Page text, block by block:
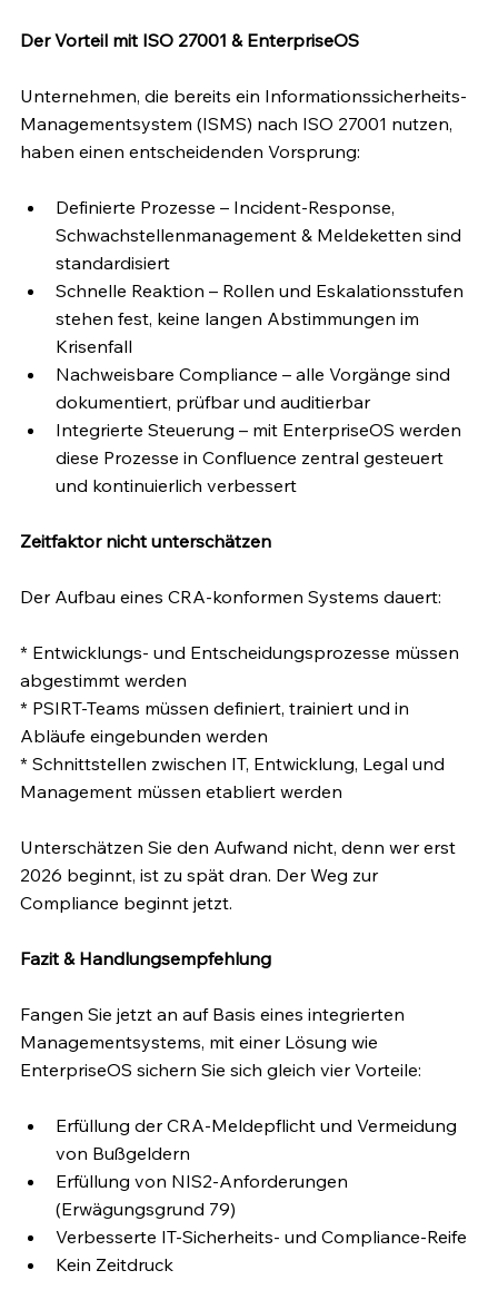
Der Vorteil mit ISO 27001 & EnterpriseOS
Unternehmen, die bereits ein Informationssicherheits-
Managementsystem (ISMS) nach ISO 27001 nutzen,
haben einen entscheidenden Vorsprung:
Definierte Prozesse – Incident-Response,
Schwachstellenmanagement & Meldeketten sind
standardisiert
Schnelle Reaktion – Rollen und Eskalationsstufen
stehen fest, keine langen Abstimmungen im
Krisenfall
Nachweisbare Compliance – alle Vorgänge sind
dokumentiert, prüfbar und auditierbar
Integrierte Steuerung – mit EnterpriseOS werden
diese Prozesse in Confluence zentral gesteuert
und kontinuierlich verbessert
Zeitfaktor nicht unterschätzen
Der Aufbau eines CRA-konformen Systems dauert:
* Entwicklungs- und Entscheidungsprozesse müssen
abgestimmt werden
* PSIRT-Teams müssen definiert, trainiert und in
Abläufe eingebunden werden
* Schnittstellen zwischen IT, Entwicklung, Legal und
Management müssen etabliert werden
Unterschätzen Sie den Aufwand nicht, denn wer erst
2026 beginnt, ist zu spät dran. Der Weg zur
Compliance beginnt jetzt.
Fazit & Handlungsempfehlung
Fangen Sie jetzt an auf Basis eines integrierten
Managementsystems, mit einer Lösung wie
EnterpriseOS sichern Sie sich gleich vier Vorteile:
Erfüllung der CRA-Meldepflicht und Vermeidung
von Bußgeldern
Erfüllung von NIS2-Anforderungen
(Erwägungsgrund 79)
Verbesserte IT-Sicherheits- und Compliance-Reife
Kein Zeitdruck